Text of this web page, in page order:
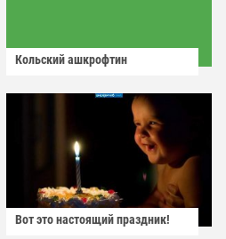
Кольский ашкрофтин
Вот это настоящий праздник!